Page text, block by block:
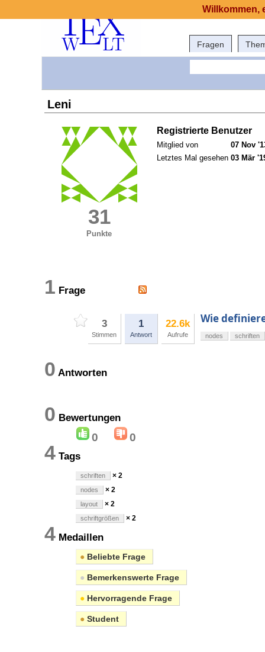
Fragen
Leni
31
Punkte
Registrierte Benutzer
Mitglied von
07 Nov
Letztes Mal gesehen 03 Mär
1 Frage
3
Stimmen
1
Antwort
22.6k
Aufrufe
Wie
nodes schriften
0 Antworten
0 Bewertungen
0 0
4 Tags
schriften × 2
nodes × 2
layout × 2
schriftgrößen × 2
4 Medaillen
● Beliebte Frage
● Bemerkenswerte Frage
● Hervorragende Frage
● Student
Willkommen,